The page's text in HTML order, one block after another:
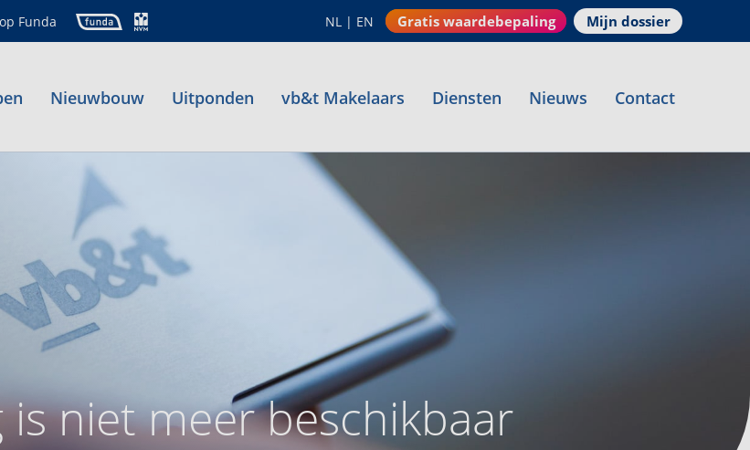
Funda NL | EN Gratis waardebepaling Mijn dossier
Nieuwbouw Uitponden vb&t Makelaars Diensten Nieuws Contact
is niet meer beschikbaar